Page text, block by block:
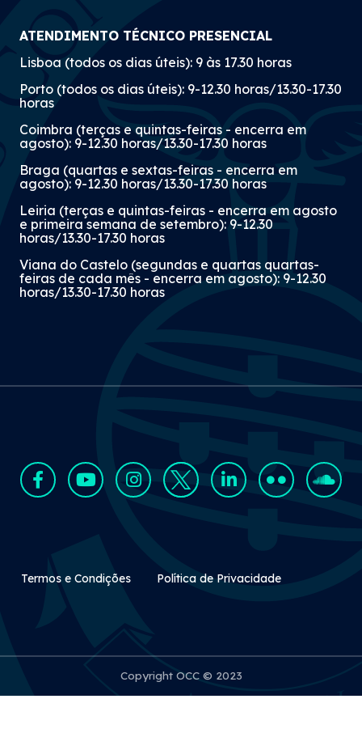
ATENDIMENTO TÉCNICO PRESENCIAL
Lisboa (todos os dias úteis): 9 às 17.30 horas
Porto (todos os dias úteis): 9-12.30 horas/13.30-17.30
horas
Coimbra (terças e quintas-feiras - encerra em
agosto): 9-12.30 horas/13.30-17.30 horas
Braga (quartas e sextas-feiras - encerra em
agosto): 9-12.30 horas/13.30-17.30 horas
Leiria (terças e quintas-feiras - encerra em agosto
e primeira semana de setembro): 9-12.30
horas/13.30-17.30 horas
Viana do Castelo (segundas e quartas quartas-
feiras de cada mês - encerra em agosto): 9-12.30
horas/13.30-17.30 horas
Rodapé Secundário
Termos e Condições Política de Privacidade
Copyright OCC © 2023